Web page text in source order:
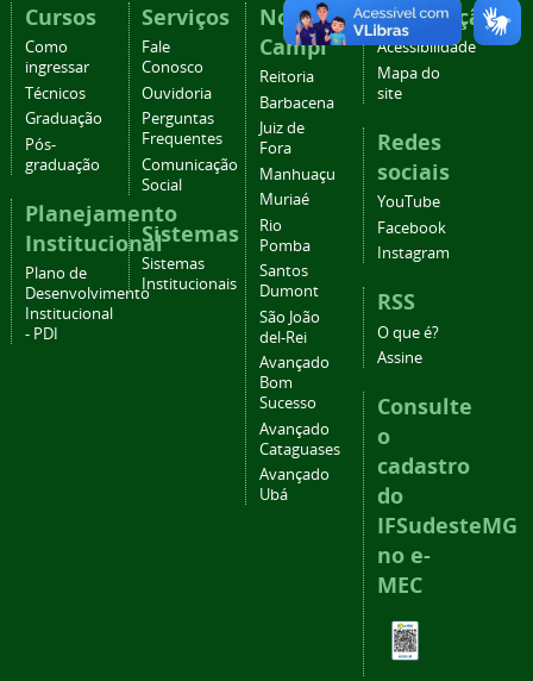
Cursos
Como
ingressar
Técnicos
Graduação
Pós-
graduação
Planejamento
Institucional
Plano de
Desenvolvimento
Institucional
- PDI
Serviços
Fale
Conosco
Ouvidoria
Perguntas
Frequentes
Comunicação
Social
Sistemas
Sistemas
Institucionais
Nossos
Campi
Reitoria
Barbacena
Juiz de
Fora
Manhuaçu
Muriaé
Rio
Pomba
Santos
Dumont
São João
del-Rei
Avançado
Bom
Sucesso
Avançado
Cataguases
Avançado
Ubá
Navegação
Acessibilidade
Mapa do
site
Redes
sociais
YouTube
Facebook
Instagram
RSS
O que é?
Assine
Consulte
o
cadastro
do
IFSudesteMG
no e-
MEC